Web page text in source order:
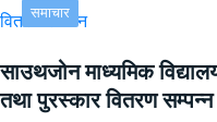
समाचार
साउथजोन माध्यमिक
तथा पुरस्कार वितरण सम्पन्न